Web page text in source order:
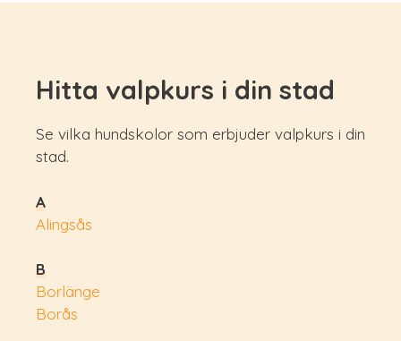
Hitta valpkurs i din stad
Se vilka hundskolor som erbjuder valpkurs i din
stad.
A
Alingsås
B
Borlänge
Borås